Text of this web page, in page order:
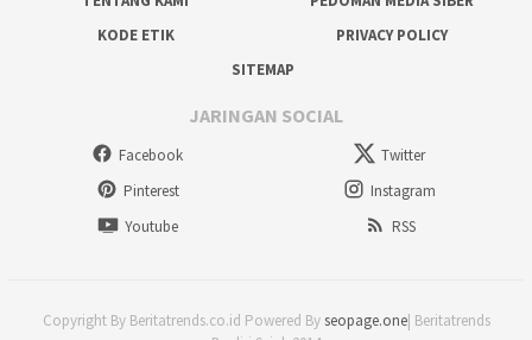
KODE ETIK
PRIVACY POLICY
SITEMAP
JARINGAN SOCIAL
Facebook
Twitter
Pinterest
Instagram
Youtube
RSS
Copyright By Beritatrends.co.id Powered Byseopage.one| Beritatrends